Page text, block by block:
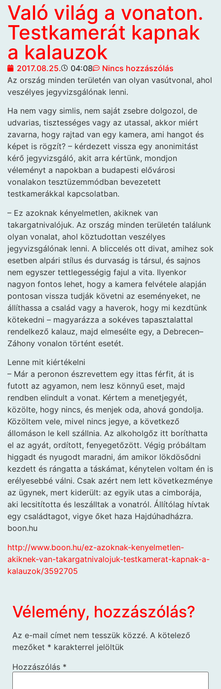
Való világ a vonaton.
Testkamerát kapnak
a kalauzok
2017.08.25. 04:08
Nincs hozzászólás
Az ország minden területén van olyan vasútvonal, ahol
veszélyes jegyvizsgálónak lenni.
Ha nem vagy simlis, nem saját zsebre dolgozol, de
udvarias, tisztességes vagy az utassal, akkor miért
zavarna, hogy rajtad van egy kamera, ami hangot és
képet is rögzít? – kérdezett vissza egy anonimitást
kérő jegyvizsgáló, akit arra kértünk, mondjon
véleményt a napokban a budapesti elővárosi
vonalakon tesztüzemmódban bevezetett
testkamerákkal kapcsolatban.
– Ez azoknak kényelmetlen, akiknek van
takargatnivalójuk. Az ország minden területén találunk
olyan vonalat, ahol köztudottan veszélyes
jegyvizsgálónak lenni. A bliccelés ott divat, amihez sok
esetben alpári stílus és durvaság is társul, és sajnos
nem egyszer tettlegességig fajul a vita. Ilyenkor
nagyon fontos lehet, hogy a kamera felvétele alapján
pontosan vissza tudják követni az eseményeket, ne
állíthassa a család vagy a haverok, hogy mi kezdtünk
kötekedni – magyarázza a sokéves tapasztalattal
rendelkező kalauz, majd elmesélte egy, a Debrecen–
Záhony vonalon történt esetét.
Lenne mit kiértékelni
– Már a peronon észrevettem egy ittas férfit, át is
futott az agyamon, nem lesz könnyű eset, majd
rendben elindult a vonat. Kértem a menetjegyét,
közölte, hogy nincs, és menjek oda, ahová gondolja.
Közöltem vele, mivel nincs jegye, a következő
állomáson le kell szállnia. Az alkoholgőz itt boríthatta
el az agyát, ordított, fenyegetőzött. Végig próbáltam
higgadt és nyugodt maradni, ám amikor lökdösődni
kezdett és rángatta a táskámat, kénytelen voltam én is
erélyesebbé válni. Csak azért nem lett következménye
az ügynek, mert kiderült: az egyik utas a cimborája,
aki lecsitította és leszálltak a vonatról. Állítólag hívtak
egy családtagot, vigye őket haza Hajdúhadházra.
boon.hu
http://www.boon.hu/ez-azoknak-kenyelmetlen-
akiknek-van-takargatnivalojuk-testkamerat-kapnak-a-
kalauzok/3592705
Vélemény, hozzászólás?
Az e-mail címet nem tesszük közzé. A kötelező
mezőket * karakterrel jelöltük
Hozzászólás *